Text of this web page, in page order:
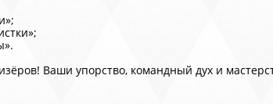
Ваши упорство, командный дух и